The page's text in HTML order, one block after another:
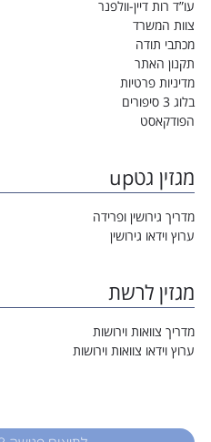
עו”ד רות דיין-וולפנר
צוות המשרד
מכתבי תודה
תקנון האתר
מדיניות פרטיות
בלוג 3 סיפורים
הפודקאסט
מגזין גטup
מדריך גירושין ופרידה
ערוץ וידאו גירושין
מגזין לרשת
מדריך צוואות וירושות
ערוץ וידאו צוואות וירושות